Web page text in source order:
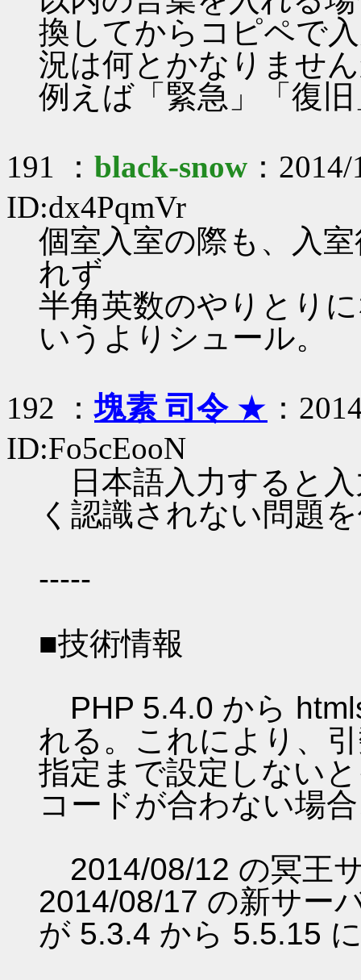
換してからコピペで
況は何とかなりませ
例えば「緊急」「復
191 ： black-snow ：
ID:dx4PqmVr
個室入室の際も、入
れず
半角英数のやりとり
いうよりシュール。
192 ：塊素 司令★ ：
ID:Fo5cEooN
日本語入力すると入
く認識されない問題
-----
■技術情報
PHP 5.4.0 から
れる。これにより、
指定まで設定しない
コードが合わない場
2014/08/12 の冥王
2014/08/17 の新サー
が 5.3.4 から 5.5.15